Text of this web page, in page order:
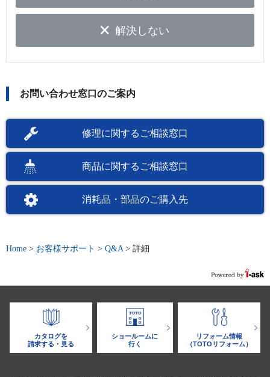
解決しない
お問い合わせ窓口のご案内
修理に関するご相談窓口
商品に関するご相談窓口
消耗品・部品のご購入先
Home > お客様サポート > Q&A > 詳細
カタログを
請求する・見る
ショールームに
行く
リフォーム情報
（TOTOリフォーム）